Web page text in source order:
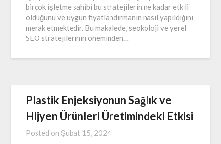
birçok işletme sahibi bu stratejilerin ne kadar etkili
olduğunu ve uygun fiyatlandırmanın nasıl yapıldığını
merak etmektedir. Bu makalede, seokoloji ve yerel
SEO stratejilerinin öneminden…
Plastik Enjeksiyonun Sağlık ve
Hijyen Ürünleri Üretimindeki Etkisi
Posted on Şubat 15, 2024